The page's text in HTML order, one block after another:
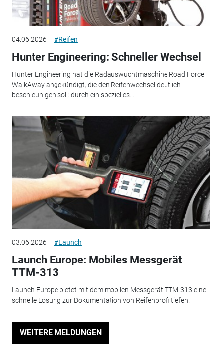
04.06.2026 #Reifen
Hunter Engineering: Schneller Wechsel
Hunter Engineering hat die Radauswuchtmaschine Road Force
WalkAway angekündigt, die den Reifenwechsel deutlich
beschleunigen soll: durch ein spezielles...
03.06.2026 #Launch
Launch Europe: Mobiles Messgerät
TTM-313
Launch Europe bietet mit dem mobilen Messgerät TTM-313 eine
schnelle Lösung zur Dokumentation von Reifenprofiltiefen.
WEITERE MELDUNGEN